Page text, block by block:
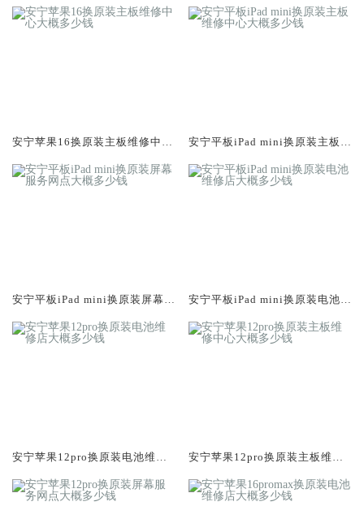
安宁苹果16换原装主板维修中心
安宁平板iPad mini换原装主板维
安宁平板iPad mini换原装屏幕服
安宁平板iPad mini换原装电池维
安宁苹果12pro换原装电池维修
安宁苹果12pro换原装主板维修